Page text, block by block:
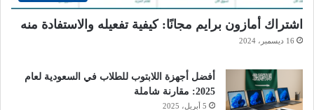
اشتراك أمازون برايم مجانًا: كيفية تفعيله والاستفادة منه
16 ديسمبر، 2024
أفضل أجهزة اللابتوب للطلاب في السعودية لعام
2025: مقارنة شاملة
5 أبريل، 2025